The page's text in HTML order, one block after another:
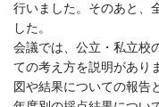
行いました。そのあと、
した。
会議では、公立・私立校
ての考え方を説明があり
図や結果についての報告